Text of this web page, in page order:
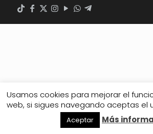
Usamos cookies para mejorar el
web, si sigues navegando aceptas el
Aceptar Más